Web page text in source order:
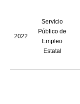
2022
Servicio
Público de
Empleo
Estatal